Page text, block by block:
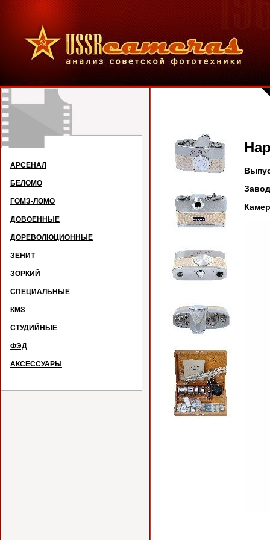
АРСЕНАЛ
БЕЛОМО
ГОМЗ-ЛОМО
ДОВОЕННЫЕ
ДОРЕВОЛЮЦИОННЫЕ
ЗЕНИТ
ЗОРКИЙ
СПЕЦИАЛЬНЫЕ
КМЗ
СТУДИЙНЫЕ
ФЭД
АКСЕССУАРЫ